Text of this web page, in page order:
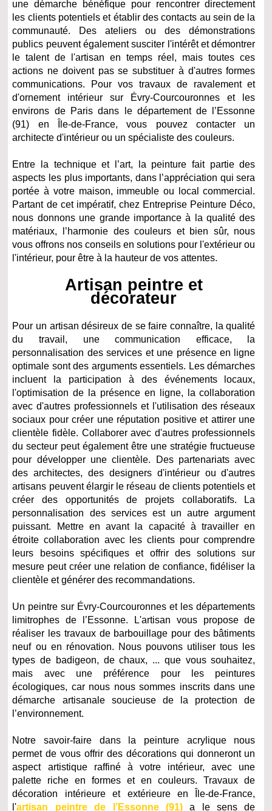
une démarche bénéfique pour rencontrer directement
les clients potentiels et établir des contacts au sein de la
communauté. Des ateliers ou des démonstrations
publics peuvent également susciter l'intérêt et démontrer
le talent de l'artisan en temps réel, mais toutes ces
actions ne doivent pas se substituer à d'autres formes
communications. Pour vos travaux de ravalement et
d'ornement intérieur sur Évry-Courcouronnes et les
environs de Paris dans le département de l’Essonne
(91) en Île-de-France, vous pouvez contacter un
architecte d'intérieur ou un spécialiste des couleurs.
Entre la technique et l’art, la peinture fait partie des
aspects les plus importants, dans l’appréciation qui sera
portée à votre maison, immeuble ou local commercial.
Partant de cet impératif, chez Entreprise Peinture Déco,
nous donnons une grande importance à la qualité des
matériaux, l’harmonie des couleurs et bien sûr, nous
vous offrons nos conseils en solutions pour l'extérieur ou
l'intérieur, pour être à la hauteur de vos attentes.
Artisan peintre et
décorateur
Pour un artisan désireux de se faire connaître, la qualité
du travail, une communication efficace, la
personnalisation des services et une présence en ligne
optimale sont des arguments essentiels. Les démarches
incluent la participation à des événements locaux,
l'optimisation de la présence en ligne, la collaboration
avec d'autres professionnels et l'utilisation des réseaux
sociaux pour créer une réputation positive et attirer une
clientèle fidèle. Collaborer avec d'autres professionnels
du secteur peut également être une stratégie fructueuse
pour développer une clientèle. Des partenariats avec
des architectes, des designers d'intérieur ou d'autres
artisans peuvent élargir le réseau de clients potentiels et
créer des opportunités de projets collaboratifs. La
personnalisation des services est un autre argument
puissant. Mettre en avant la capacité à travailler en
étroite collaboration avec les clients pour comprendre
leurs besoins spécifiques et offrir des solutions sur
mesure peut créer une relation de confiance, fidéliser la
clientèle et générer des recommandations.
Un peintre sur Évry-Courcouronnes et les départements
limitrophes de l’Essonne. L'artisan vous propose de
réaliser les travaux de barbouillage pour des bâtiments
neuf ou en rénovation. Nous pouvons utiliser tous les
types de badigeon, de chaux, ... que vous souhaitez,
mais avec une préférence pour les peintures
écologiques, car nous nous sommes inscrits dans une
démarche artisanale soucieuse de la protection de
l’environnement.
Notre savoir-faire dans la peinture acrylique nous
permet de vous offrir des décorations qui donneront un
aspect artistique raffiné à votre intérieur, avec une
palette riche en formes et en couleurs. Travaux de
décoration intérieure et extérieure en Île-de-France,
l'artisan peintre de l’Essonne (91)a le sens de